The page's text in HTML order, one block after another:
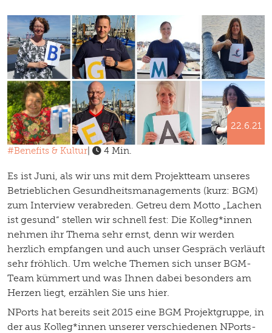
22.6.21
#Benefits & Kultur 4 Min.
Es ist Juni, als wir uns mit dem Projektteam unseres
Betrieblichen Gesundheitsmanagements (kurz: BGM)
zum Interview verabreden. Getreu dem Motto „Lachen
ist gesund“ stellen wir schnell fest: Die Kolleg*innen
nehmen ihr Thema sehr ernst, denn wir werden
herzlich empfangen und auch unser Gespräch verläuft
sehr fröhlich. Um welche Themen sich unser BGM-
Team kümmert und was Ihnen dabei besonders am
Herzen liegt, erzählen Sie uns hier.
NPorts hat bereits seit 2015 eine BGM Projektgruppe, in
der aus Kolleg*innen unserer verschiedenen NPorts-